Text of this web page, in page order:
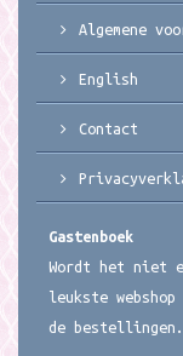
Algemene
English
Contact
Gastenboek
Wordt het niet
leukste
de